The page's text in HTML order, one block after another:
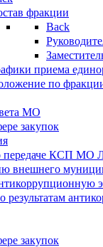
фракции
Back
приема
по
МО
закупок
передаче КСП МО
внешнего
результатам
закупок